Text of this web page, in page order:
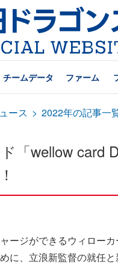
チームデータ ファーム
ース > 2022年の記事一
「wellow card
ージができるウィロー
に、立浪新監督の就任